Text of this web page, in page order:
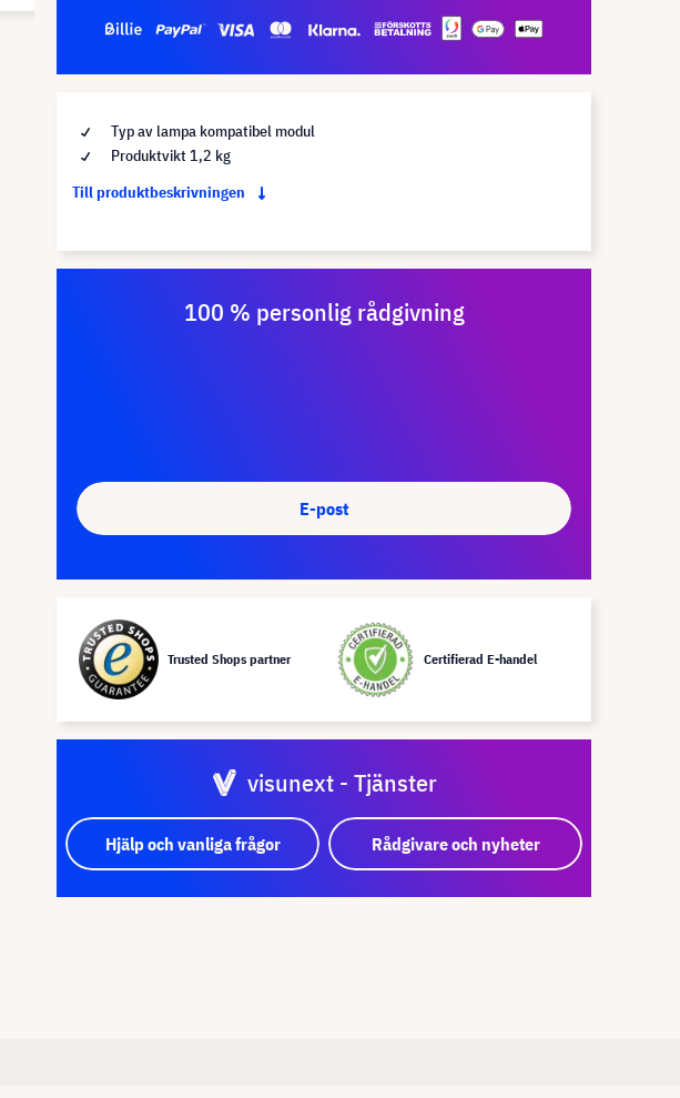
Typ av lampa kompatibel modul
Produktvikt 1,2 kg
Till produktbeskrivningen
100 % personlig rådgivning
E-post
Trusted Shops partner Certifierad E-handel
visunext - Tjänster
Hjälp och vanliga frågor Rådgivare och nyheter